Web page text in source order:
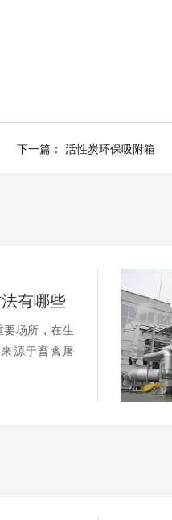
下一篇： 活性炭环保吸附箱
有哪些
场所，在生
源于畜禽屠